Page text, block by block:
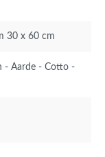
30 x 60 cm
- Aarde - Cotto -